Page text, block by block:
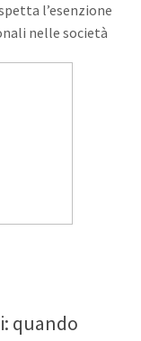
l’esenzione
nelle società
quando